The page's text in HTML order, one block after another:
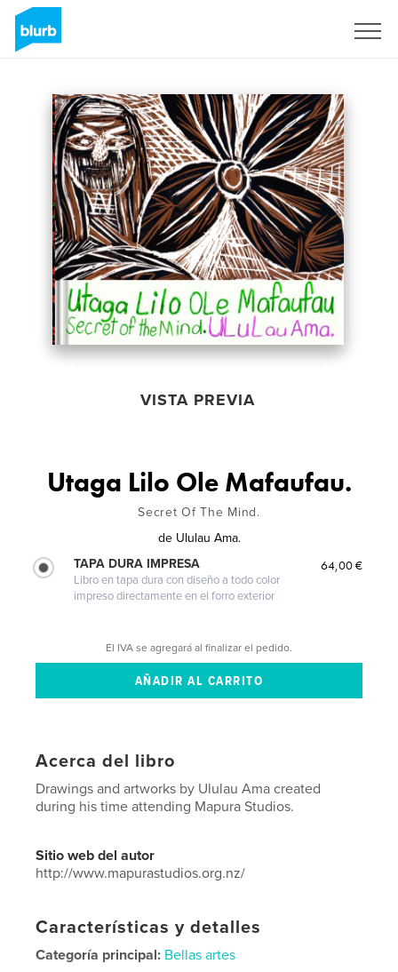
VISTA PREVIA
Utaga Lilo Ole Mafaufau.
Secret Of The Mind.
de Ululau Ama.
TAPA DURA IMPRESA
Libro en tapa dura con diseño a todo color
impreso directamente en el forro exterior
64,00 €
El IVA se agregará al finalizar el pedido.
Acerca del libro
Drawings and artworks by Ululau Ama created
during his time attending Mapura Studios.
Sitio web del autor
http://www.mapurastudios.org.nz/
Características y detalles
Categoría principal: Bellas artes